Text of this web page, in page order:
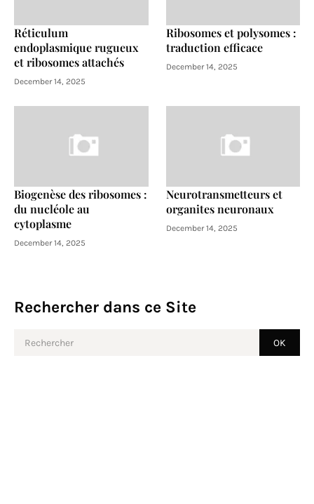
Réticulum
endoplasmique rugueux
et ribosomes attachés
December 14, 2025
Ribosomes et polysomes :
traduction efficace
December 14, 2025
Biogenèse des ribosomes :
du nucléole au
cytoplasme
December 14, 2025
Neurotransmetteurs et
organites neuronaux
December 14, 2025
Rechercher dans ce Site